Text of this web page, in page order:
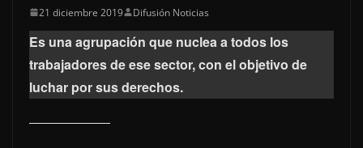
21 diciembre 2019 Difusión Noticias
Es una agrupación que nuclea a todos los
trabajadores de ese sector, con el objetivo de
luchar por sus derechos.